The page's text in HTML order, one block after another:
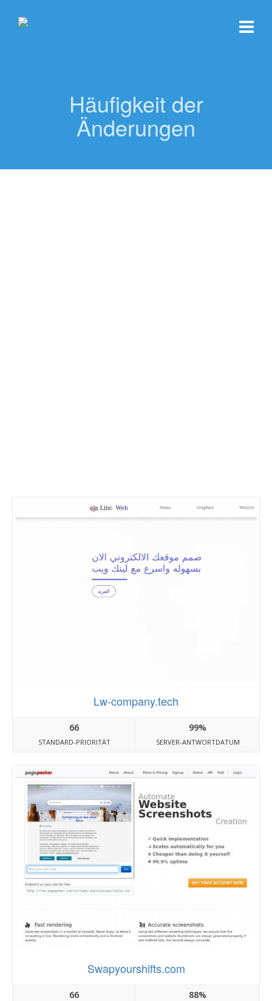
Häufigkeit der
Änderungen
Lw-company.tech
66
STANDARD-PRIORITÄT
99%
SERVER-ANTWORTDATUM
Swapyourshifts.com
66 88%